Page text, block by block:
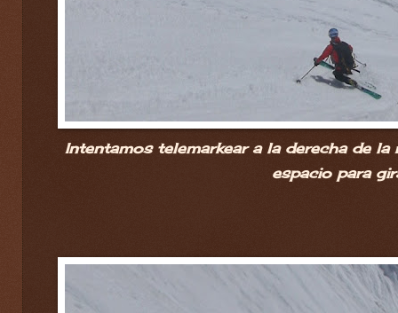
Intentamos telemarkear a la derecha de
espacio para